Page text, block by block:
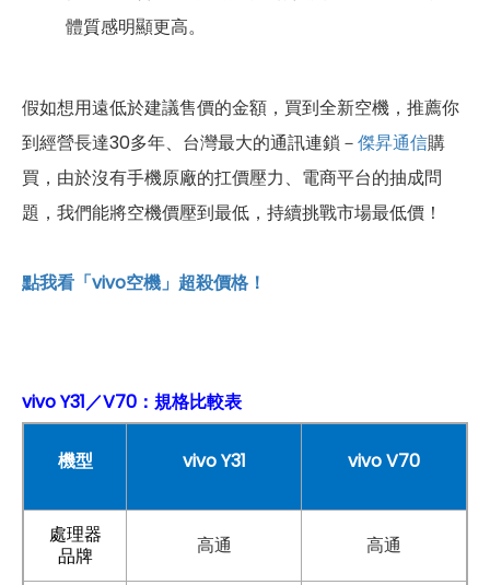
體質感明顯更高。
假如想用遠低於建議售價的金額，買到全新空機，推薦你
到經營長達30多年、台灣最大的通訊連鎖－傑昇通信購
買，由於沒有手機原廠的扛價壓力、電商平台的抽成問
題，我們能將空機價壓到最低，持續挑戰市場最低價！
點我看「vivo空機」超殺價格！
vivo Y31／V70：規格比較表
機型 vivo Y31 vivo V70
處理器
品牌
高通 高通